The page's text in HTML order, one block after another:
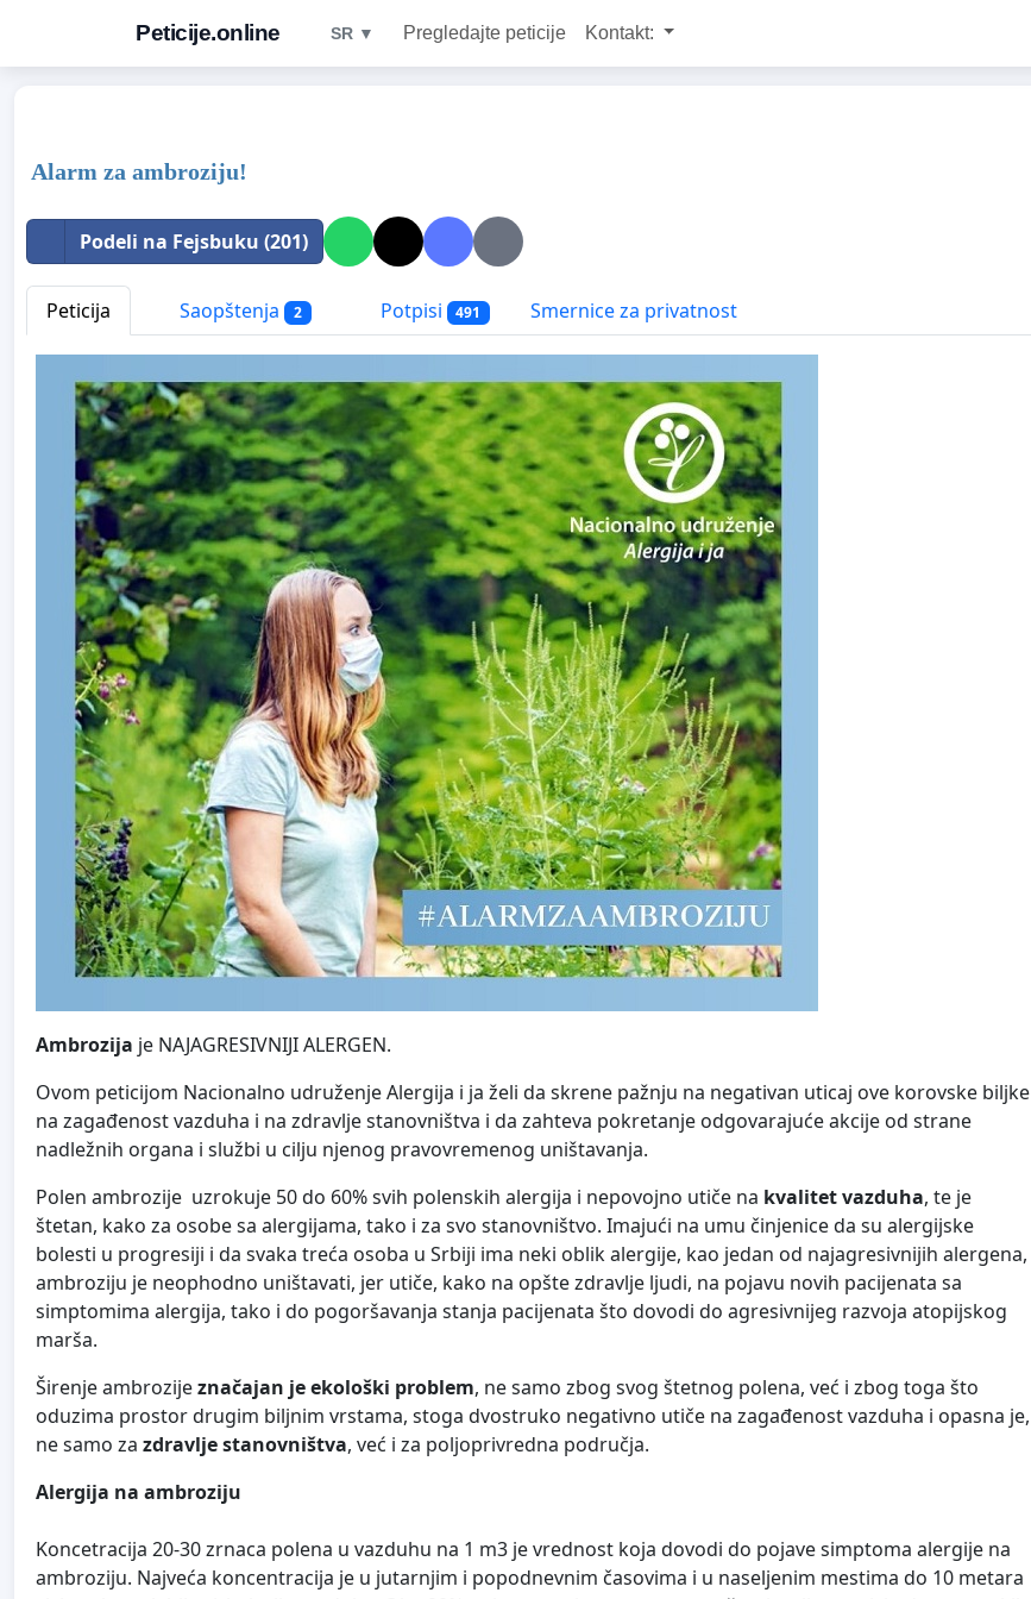
Peticije.online SR ▼ Pregledajte peticije Kontakt:
Alarm za ambroziju!
Podeli na Fejsbuku (201)
Peticija Saopštenja 2 Potpisi 491 Smernice za privatnost
Ambrozija je NAJAGRESIVNIJI ALERGEN.
Ovom peticijom Nacionalno udruženje Alergija i ja želi da skrene pažnju na negativan uticaj ove korovske biljke
na zagađenost vazduha i na zdravlje stanovništva i da zahteva pokretanje odgovarajuće akcije od strane
nadležnih organa i službi u cilju njenog pravovremenog uništavanja.
Polen ambrozije uzrokuje 50 do 60% svih polenskih alergija i nepovojno utiče na kvalitet vazduha, te je
štetan, kako za osobe sa alergijama, tako i za svo stanovništvo. Imajući na umu činjenice da su alergijske
bolesti u progresiji i da svaka treća osoba u Srbiji ima neki oblik alergije, kao jedan od najagresivnijih alergena,
ambroziju je neophodno uništavati, jer utiče, kako na opšte zdravlje ljudi, na pojavu novih pacijenata sa
simptomima alergija, tako i do pogoršavanja stanja pacijenata što dovodi do agresivnijeg razvoja atopijskog
marša.
Širenje ambrozijeznačajan je ekološki problem, ne samo zbog svog štetnog polena, već i zbog toga što
oduzima prostor drugim biljnim vrstama, stoga dvostruko negativno utiče na zagađenost vazduha i opasna je,
ne samo za zdravlje stanovništva, već i za poljoprivredna područja.
Alergija na ambroziju
Koncetracija 20-30 zrnaca polena u vazduhu na 1 m3 je vrednost koja dovodi do pojave simptoma alergije na
ambroziju. Najveća koncentracija je u jutarnjim i popodnevnim časovima i u naseljenim mestima do 10 metara